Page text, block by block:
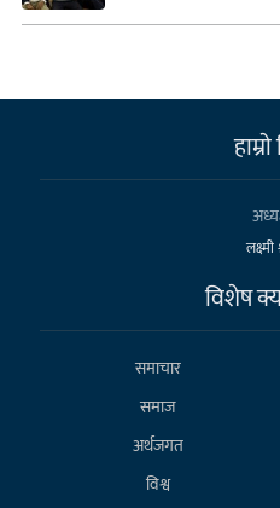
लक्ष्मी
विशेष
समाचार
समाज
अर्थजगत
विश्व